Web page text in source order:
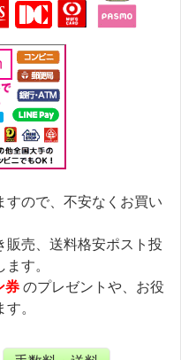
すので、不安なくお買い
販売、送料格安ポスト投
す。
券 のプレゼントや、お役
。